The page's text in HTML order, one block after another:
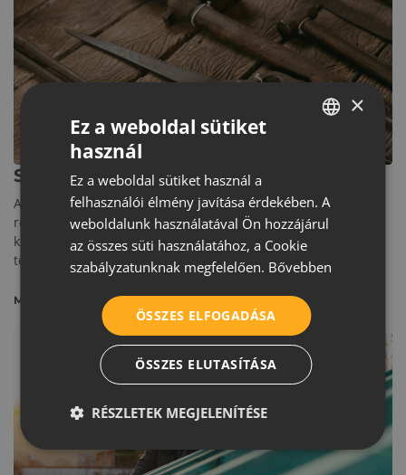
ÉPÍTÉS
Szerszámpaletta: Fel a tetőre!
A tetőépítéshez köthető eszközök fejlődése, átalakulása
rendkívül színes képet mutat. Nézzük, milyen kellékek
kellettek ahhoz, hogy hosszú élettartammal bíró, esztétikus
tetők épüljenek.
MEGNÉZEM
ROMANIAN
SERBIAN
×
Ez a weboldal sütiket
használ
Ez a weboldal sütiket használ a
felhasználói élmény javítása érdekében. A
weboldalunk használatával Ön hozzájárul
az összes süti használatához, a Cookie
szabályzatunknak megfelelően. Bővebben
ÖSSZES ELFOGADÁSA
ÖSSZES ELUTASÍTÁSA
RÉSZLETEK MEGJELENÍTÉSE